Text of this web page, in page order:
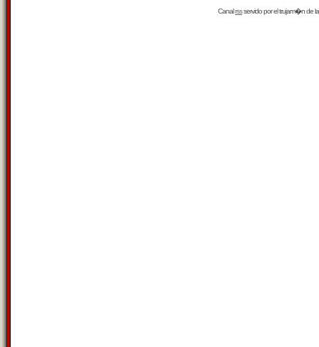
Canalrssservido por eltrujam�nde